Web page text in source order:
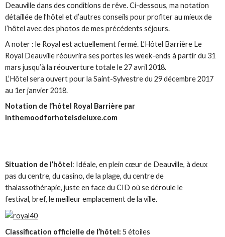
Deauville dans des conditions de rêve. Ci-dessous, ma notation
détaillée de l’hôtel et d’autres conseils pour profiter au mieux de
l’hôtel avec des photos de mes précédents séjours.
A noter : le Royal est actuellement fermé. L’Hôtel Barrière Le
Royal Deauville réouvrira ses portes les week-ends à partir du 31
mars jusqu’à la réouverture totale le 27 avril 2018.
L’Hôtel sera ouvert pour la Saint-Sylvestre du 29 décembre 2017
au 1er janvier 2018.
Notation de l’hôtel Royal Barrière par
Inthemoodforhotelsdeluxe.com
Situation de l’hôtel : Idéale, en plein cœur de Deauville, à deux
pas du centre, du casino, de la plage, du centre de
thalassothérapie, juste en face du CID où se déroule le
festival, bref, le meilleur emplacement de la ville.
Classification officielle de l’hôtel: 5 étoiles